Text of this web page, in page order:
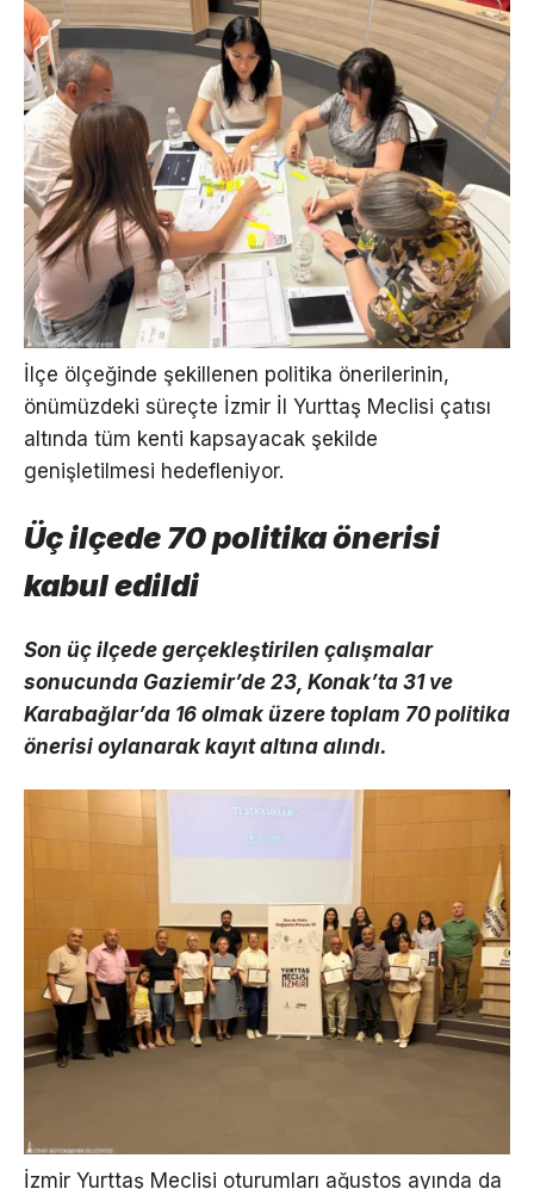
İlçe ölçeğinde şekillenen politika önerilerinin,
önümüzdeki süreçte İzmir İl Yurttaş Meclisi çatısı
altında tüm kenti kapsayacak şekilde
genişletilmesi hedefleniyor.
Üç ilçede 70 politika önerisi
kabul edildi
Son üç ilçede gerçekleştirilen çalışmalar
sonucunda Gaziemir’de 23, Konak’ta 31 ve
Karabağlar’da 16 olmak üzere toplam 70 politika
önerisi oylanarak kayıt altına alındı.
İzmir Yurttaş Meclisi oturumları ağustos ayında da